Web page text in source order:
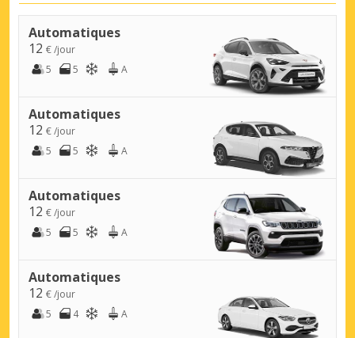
Automatiques
12 € /jour
5
5 A
Automatiques
12 € /jour
5
5 A
Automatiques
12 € /jour
5
5 A
Automatiques
12 € /jour
5
4 A